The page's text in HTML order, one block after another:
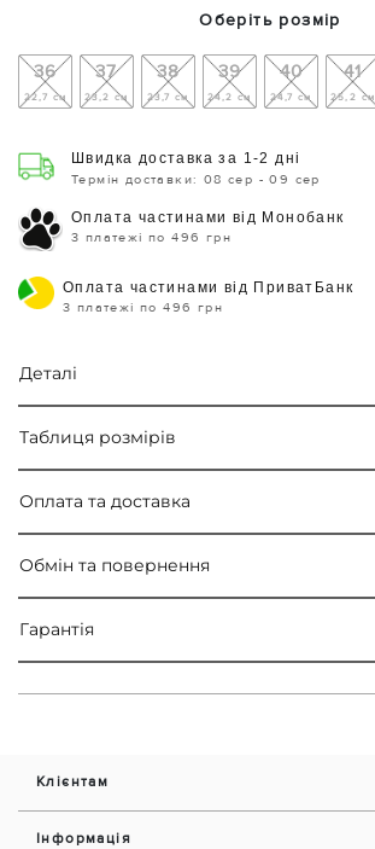
Оберіть розмір
36
22,7 см
37
23,2 см
38
23,7 см
39
24,2 см
40
24,7 см
41
25,2 см
Швидка доставка за 1-2 дні
Термін доставки: 08 сер - 09 сер
Оплата частинами від Монобанк
3 платежі по 496 грн
Оплата частинами від ПриватБанк
3 платежі по 496 грн
Деталі
Таблиця розмірів
Оплата та доставка
Обмін та повернення
Гарантія
Клієнтам
Інформація